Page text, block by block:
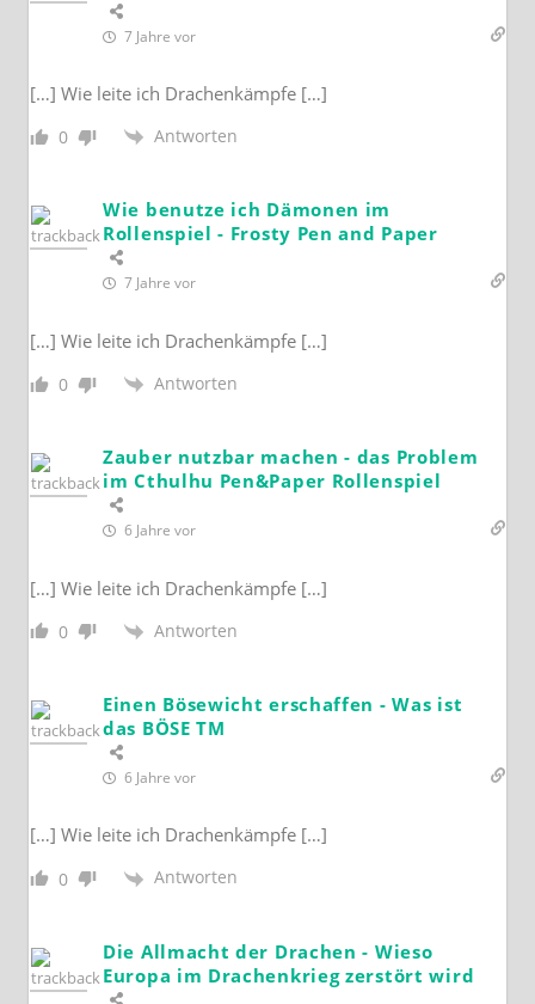
7 Jahre vor
[…] Wie leite ich Drachenkämpfe […]
0 Antworten
Wie benutze ich Dämonen im
Rollenspiel - Frosty Pen and Paper
7 Jahre vor
[…] Wie leite ich Drachenkämpfe […]
0 Antworten
Zauber nutzbar machen - das Problem
im Cthulhu Pen&Paper Rollenspiel
6 Jahre vor
[…] Wie leite ich Drachenkämpfe […]
0 Antworten
Einen Bösewicht erschaffen - Was ist
das BÖSE TM
6 Jahre vor
[…] Wie leite ich Drachenkämpfe […]
0 Antworten
Die Allmacht der Drachen - Wieso
Europa im Drachenkrieg zerstört wird